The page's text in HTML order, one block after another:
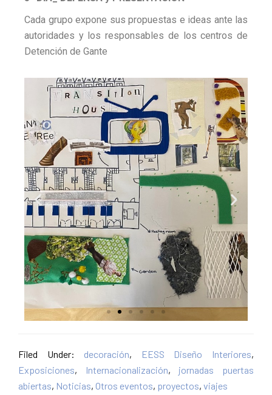
Cada grupo expone sus propuestas e ideas ante las
autoridades y los responsables de los centros de
Detención de Gante
Filed Under: decoración, EESS Diseño Interiores,
Exposiciones, Internacionalización, jornadas puertas
abiertas, Noticias, Otros eventos, proyectos, viajes